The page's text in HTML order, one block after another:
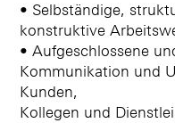
• Selbständige,
konstruktive
• Aufgeschlossene
Kommunikation und
Kunden,
Kollegen und